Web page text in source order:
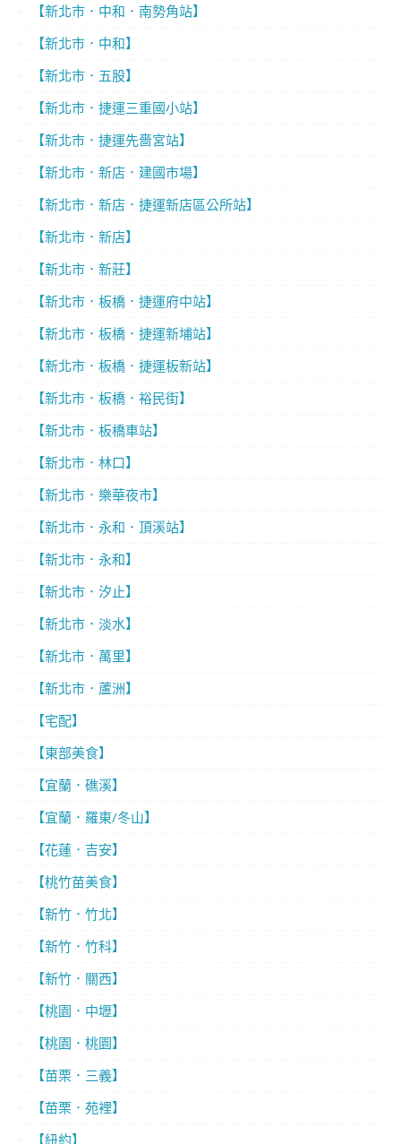
【新北市．中和．南勢角站】
【新北市．中和】
【新北市．五股】
【新北市．捷運三重國小站】
【新北市．捷運先嗇宮站】
【新北市．新店．建國市場】
【新北市．新店．捷運新店區公所站】
【新北市．新店】
【新北市．新莊】
【新北市．板橋．捷運府中站】
【新北市．板橋．捷運新埔站】
【新北市．板橋．捷運板新站】
【新北市．板橋．裕民街】
【新北市．板橋車站】
【新北市．林口】
【新北市．樂華夜市】
【新北市．永和．頂溪站】
【新北市．永和】
【新北市．汐止】
【新北市．淡水】
【新北市．萬里】
【新北市．蘆洲】
【宅配】
【東部美食】
【宜蘭．礁溪】
【宜蘭．羅東/冬山】
【花蓮．吉安】
【桃竹苗美食】
【新竹．竹北】
【新竹．竹科】
【新竹．關西】
【桃園．中壢】
【桃園．桃園】
【苗栗．三義】
【苗栗．苑裡】
【紐約】